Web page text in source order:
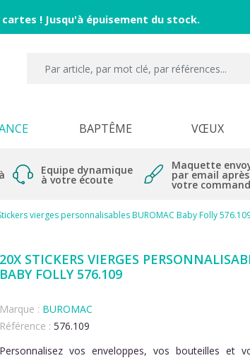
! Jusqu'à épuisement du stock.
BAPTÊME VŒUX
Equipe dynamique
à votre écoute
Maquette
par email après
votre
vierges personnalisables BUROMAC Baby Folly
20X STICKERS VIERGES
BABY FOLLY 576.109
Marque : BUROMAC
Référence : 576.109
Personnalisez vos enveloppes, vos bouteilles et